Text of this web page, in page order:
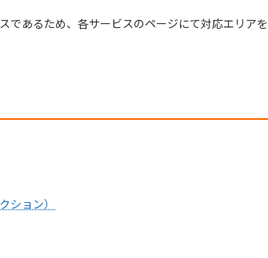
であるため、各サービスのページにて対応エリアを
ション）